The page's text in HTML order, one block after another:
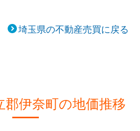
埼玉県の不動産売買に戻る
郡伊奈町の地価推移